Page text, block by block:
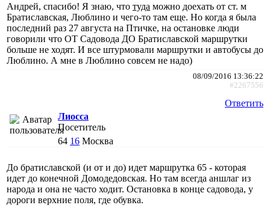
Андрей, спасибо! Я знаю, что туда можно доехать от ст. м
Братиславская, Люблино и чего-то там еще. Но когда я была
последний раз 27 августа на Птичке, на остановке люди
говорили что ОТ Садовода ДО Братиславской маршрутки
больше не ходят. И все штурмовали маршрутки и автобусы до
Люблино. А мне в Люблино совсем не надо)
08/09/2016 13:36:22
#2267556
Ответить
Лиосса
Посетитель
64 16 Москва
До братиславской (и от и до) идет маршрутка 65 - которая
идет до конечной Домодедовская. Но там всегда аншлаг из
народа и она не часто ходит. Остановка в конце садовода, у
дороги верхние поля, где обувка.